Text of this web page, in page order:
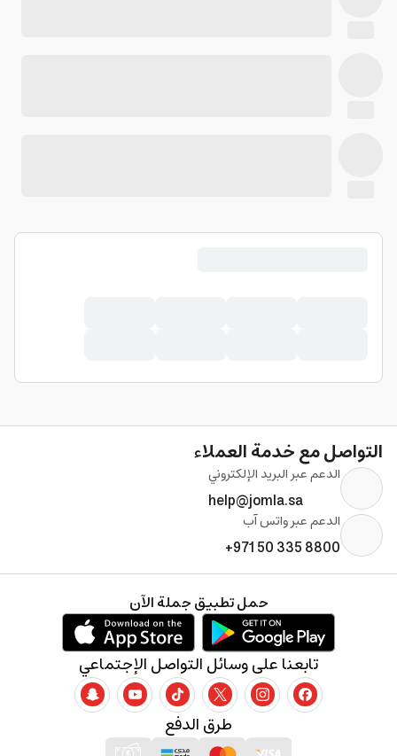
التواصل مع خدمة العملاء
الدعم عبر البريد الإلكتروني
help@jomla.sa
الدعم عبر واتس آب
+971 50 335 8800
طرق الدفع
تابعنا على وسائل التواصل الإجتماعي
حمل تطبيق جملة الآن